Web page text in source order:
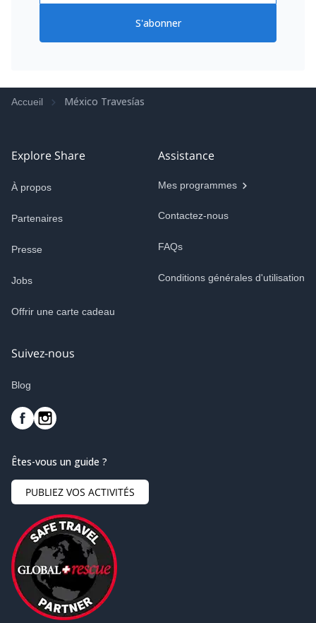
S'abonner
Accueil México Travesías
Explore Share
À propos
Partenaires
Presse
Jobs
Offrir une carte cadeau
Assistance
Mes programmes
Contactez-nous
FAQs
Conditions générales d'utilisation
Suivez-nous
Blog
Êtes-vous un guide ?
PUBLIEZ VOS ACTIVITÉS